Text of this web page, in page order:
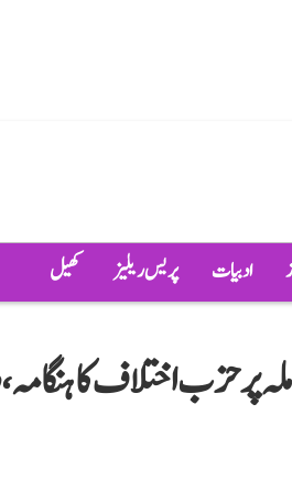
ادبیات پریس ریلیز کھیل
پر حزب اختلاف کا